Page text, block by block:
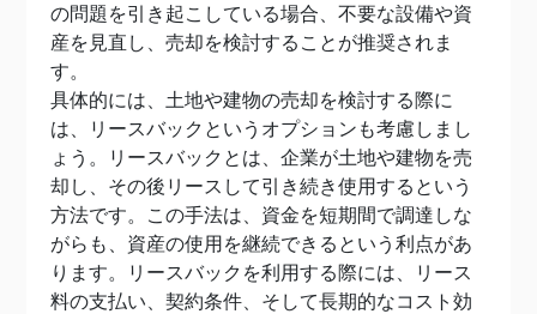
の問題を引き起こしている場合、不要な設備や資
産を見直し、売却を検討することが推奨されま
す。
具体的には、土地や建物の売却を検討する際に
は、リースバックというオプションも考慮しまし
ょう。リースバックとは、企業が土地や建物を売
却し、その後リースして引き続き使用するという
方法です。この手法は、資金を短期間で調達しな
がらも、資産の使用を継続できるという利点があ
ります。リースバックを利用する際には、リース
料の支払い、契約条件、そして長期的なコスト効